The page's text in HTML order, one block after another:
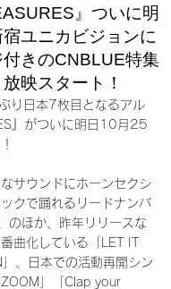
』ついに明
ユニカビジョンに
きのCNBLUE特集
映スタート！
り日本7枚目となるアル
』がついに明日10月25
サウンドにホーンセクシ
クで踊れるリードナンバ
のほか、昨年リリースな
曲化している「LET IT
、日本での活動再開シン
」「Clap your